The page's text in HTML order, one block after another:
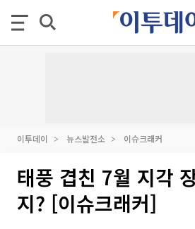
이투데이 뉴스발전소 이슈크래커
태풍 겹친 7월 지각
지? [이슈크래커]